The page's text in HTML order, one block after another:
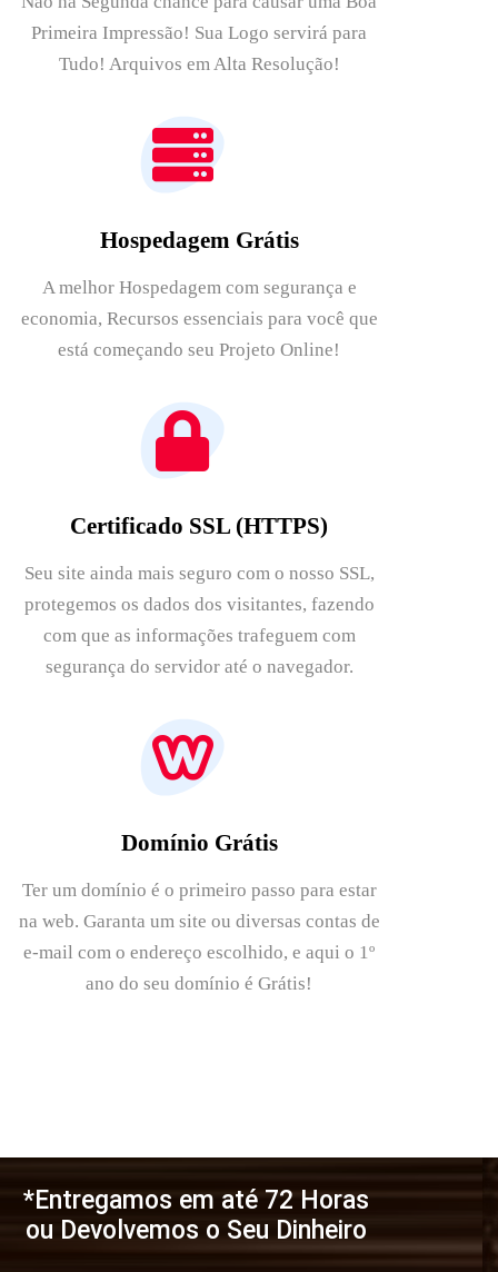
Primeira Impressão! Sua Logo servirá para
Tudo! Arquivos em Alta Resolução!
Hospedagem Grátis
A melhor Hospedagem com segurança e
economia, Recursos essenciais para você que
está começando seu Projeto Online!
Certificado SSL (HTTPS)
Seu site ainda mais seguro com o nosso SSL,
protegemos os dados dos visitantes, fazendo
com que as informações trafeguem com
segurança do servidor até o navegador.
Domínio Grátis
Ter um domínio é o primeiro passo para estar
na web. Garanta um site ou diversas contas de
e-mail com o endereço escolhido, e aqui o 1º
ano do seu domínio é Grátis!
*Entregamos em até 72 Horas
ou Devolvemos o Seu Dinheiro